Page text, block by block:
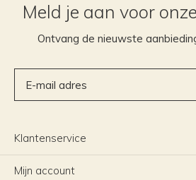
Meld je aan voor
Ontvang de nieuwste
Klantenservice
Mijn account